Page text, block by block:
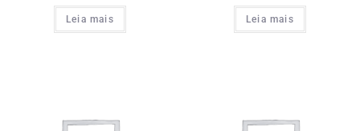
Leia mais Leia mais